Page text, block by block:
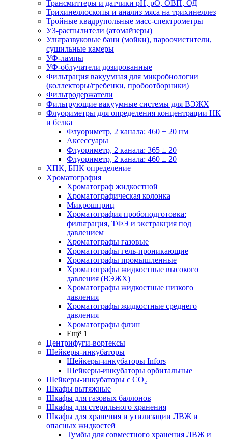
Трансмиттеры и датчики рН, рО, ОВП, ОД
Трихинеллоскопы и анализ мяса на трихинеллез
Тройные квадрупольные масс-спектрометры
УЗ-распылители (атомайзеры)
Ультразвуковые бани (мойки), пароочистители,
сушильные камеры
УФ-лампы
УФ-облучатели дозированные
Фильтрация вакуумная для микробиологии
(коллекторы/гребенки, пробоотборники)
Фильтродержатели
Фильтрующие вакуумные системы для ВЭЖХ
Флуориметры для определения концентрации НК
и белка
Флуориметр, 2 канала: 460 ± 20 нм
Аксессуары
Флуориметр, 2 канала: 365 ± 20
Флуориметр, 2 канала: 460 ± 20
ХПК, БПК определение
Хроматография
Хроматограф жидкостной
Хроматографическая колонка
Микрошприц
Хроматография пробоподготовка:
фильтрация, ТФЭ и экстракция под
давлением
Хроматографы газовые
Хроматографы гель-проникающие
Хроматографы промышленные
Хроматографы жидкостные высокого
давления (ВЭЖХ)
Хроматографы жидкостные низкого
давления
Хроматографы жидкостные среднего
давления
Хроматографы флэш
Ещё 1
Центрифуги-вортексы
Шейкеры-инкубаторы
Шейкеры-инкубаторы Infors
Шейкеры-инкубаторы орбитальные
Шейкеры-инкубаторы с CО₂
Шкафы вытяжные
Шкафы для газовых баллонов
Шкафы для стерильного хранения
Шкафы для хранения и утилизации ЛВЖ и
опасных жидкостей
Тумбы для совместного хранения ЛВЖ и